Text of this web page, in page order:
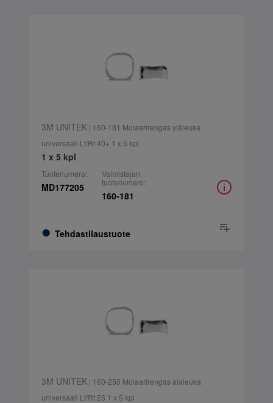
3M UNITEK| 160-181 Molaarirengas yläleuka
universaali Lt/Rt 40+ 1 x 5 kpl
1 x 5 kpl
Tuotenumero:
MD177205
Tehdastilaustuote
Valmistajan
tuotenumero:
160-181
3M UNITEK| 160-250 Molaarirengas alaleuka
universaali Lt/Rt 25 1 x 5 kpl